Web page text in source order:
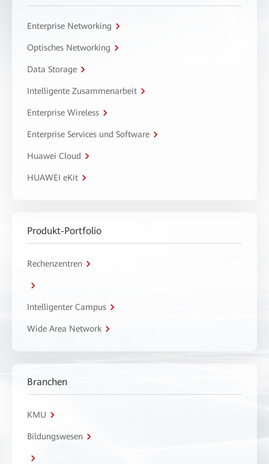
Enterprise Networking
Optisches Networking
Data Storage
Intelligente Zusammenarbeit
Enterprise Wireless
Enterprise Services und Software
Huawei Cloud
HUAWEI eKit
Produkt-Portfolio
Rechenzentren
Intelligenter Campus
Wide Area Network
Branchen
KMU
Bildungswesen